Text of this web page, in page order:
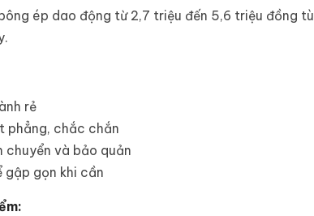
ép dao động từ 2,7 triệu đến 5,6 triệu đồng
rẻ
phẳng, chắc chắn
chuyển và bảo quản
gập gọn khi cần